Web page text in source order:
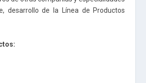
desarrollo de la Línea de Productos